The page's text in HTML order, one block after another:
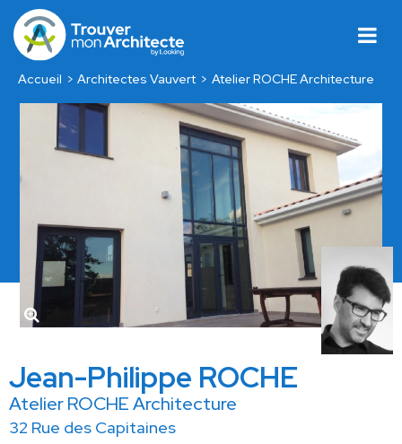
Accueil Architectes Vauvert Atelier ROCHE Architecture
Jean-Philippe ROCHE
Atelier ROCHE Architecture
32 Rue des Capitaines